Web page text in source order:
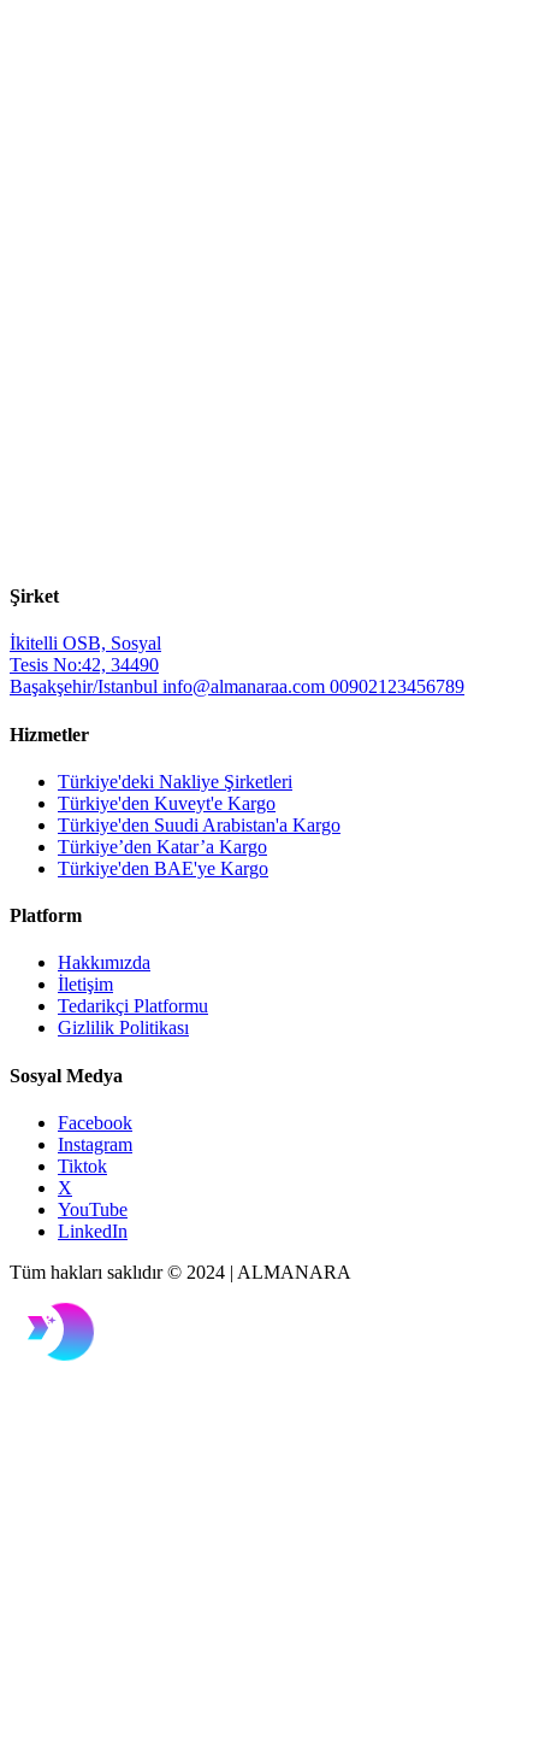
Şirket
İkitelli OSB, Sosyal
Tesis No:42, 34490
Başakşehir/Istanbul info@almanaraa.com 00902123456789
Hizmetler
Türkiye'deki Nakliye Şirketleri
Türkiye'den Kuveyt'e Kargo
Türkiye'den Suudi Arabistan'a Kargo
Türkiye’den Katar’a Kargo
Türkiye'den BAE'ye Kargo
Platform
Hakkımızda
İletişim
Tedarikçi Platformu
Gizlilik Politikası
Sosyal Medya
Facebook
Instagram
Tiktok
X
YouTube
LinkedIn
Tüm hakları saklıdır © 2024 | ALMANARA